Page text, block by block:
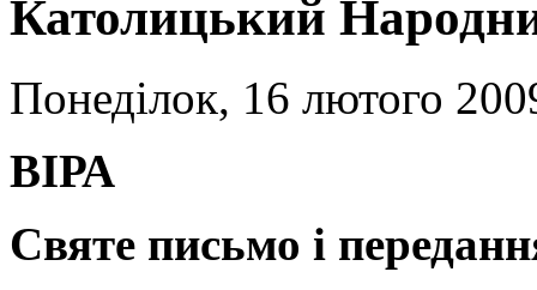
Католицький
Понеділок, 16 лютого
ВІРА
Святе письмо і